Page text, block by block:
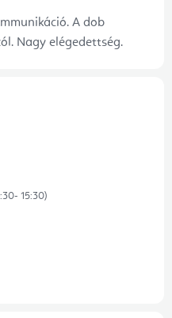
A dob
Nagy elégedettség.